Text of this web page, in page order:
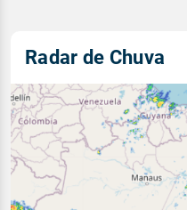
Radar de Chuva